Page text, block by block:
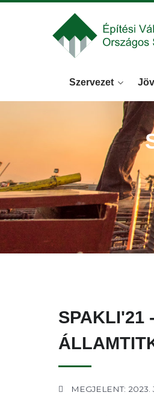
Szervezet
SPAKLI'21
MEGJELENT: 2023.